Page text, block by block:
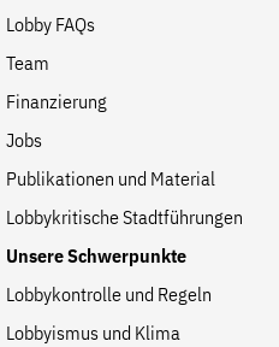
Lobby FAQs
Team
Finanzierung
Jobs
Publikationen und Material
Lobbykritische Stadtführungen
Unsere Schwerpunkte
Lobbykontrolle und Regeln
Lobbyismus und Klima